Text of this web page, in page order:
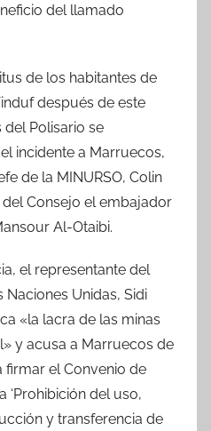
del llamado
de los habitantes de
después de este
del Polisario se
incidente a Marruecos,
de la MINURSO, Colin
Consejo el embajador
Al-Otaibi.
el representante del
Naciones Unidas, Sidi
«la lacra de las minas
y acusa a Marruecos de
firmar el Convenio de
‘Prohibición del uso,
y transferencia de